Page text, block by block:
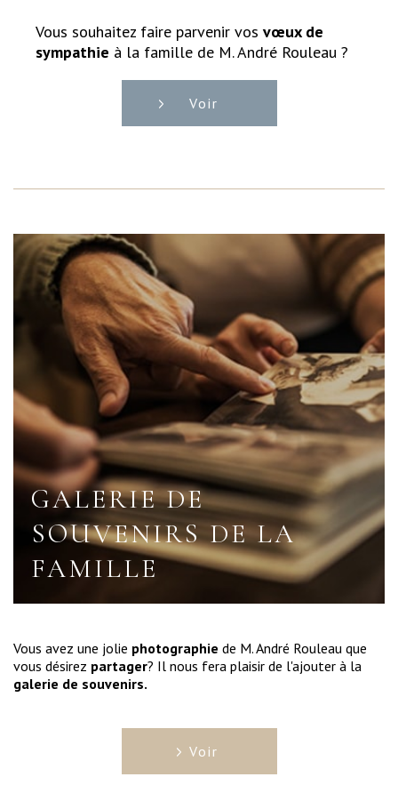
Vous souhaitez faire parvenir vos vœux de
sympathie à la famille de M. André Rouleau ?
Voir
GALERIE DE
SOUVENIRS DE LA
FAMILLE
Vous avez une jolie photographie de M. André Rouleau que
vous désirez partager? Il nous fera plaisir de l'ajouter à la
galerie de souvenirs.
Voir